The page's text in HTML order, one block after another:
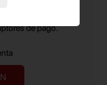
de pago.